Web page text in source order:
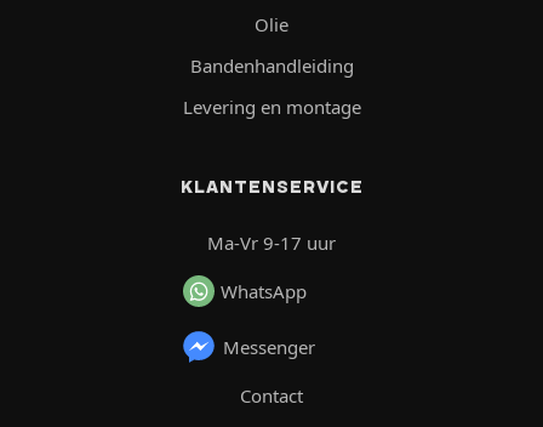
Olie
Bandenhandleiding
Levering en montage
KLANTENSERVICE
Ma-Vr 9-17 uur
WhatsApp
Messenger
Contact